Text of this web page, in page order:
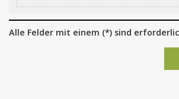
Alle Felder mit einem (*) sind